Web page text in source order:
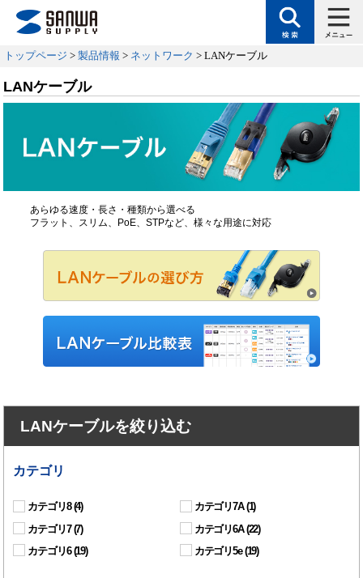
トップページ > 製品情報 > ネットワーク > LANケーブル
LANケーブル
あらゆる速度・長さ・種類から選べる
フラット、スリム、PoE、STPなど、様々な用途に対応
LANケーブルを絞り込む
カテゴリ
カテゴリ8 (4) カテゴリ7A (1)
カテゴリ7 (7) カテゴリ6A (22)
カテゴリ6 (19) カテゴリ5e (19)